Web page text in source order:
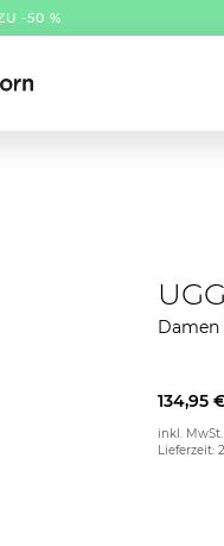
-50 %
UGG
Damen
134,95
inkl.
Lieferzeit: